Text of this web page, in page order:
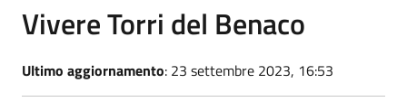
Vivere Torri del Benaco
Ultimo aggiornamento: 23 settembre 2023, 16:53